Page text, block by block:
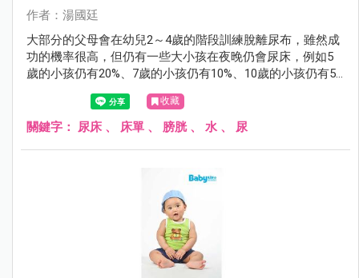
作者：湯國廷
大部分的父母會在幼兒2～4歲的階段訓練脫離尿布，雖然成
功的機率很高，但仍有一些大小孩在夜晚仍會尿床，例如5
歲的小孩仍有20%、7歲的小孩仍有10%、10歲的小孩仍有5%
會尿床。尿床雖然稱不上什麼嚴重的醫療問題，但對父母或
小孩而言，尿床這件事，有時卻是沉重的打擊。
收藏
關鍵字： 尿床 、 床單 、 膀胱、 水 、 尿